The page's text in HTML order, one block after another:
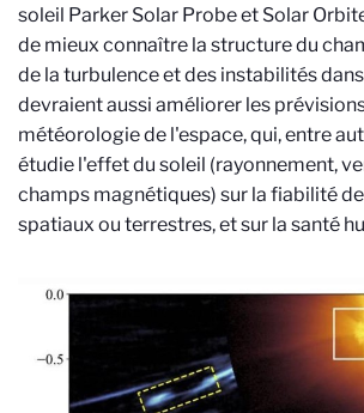
soleil Parker Solar Probe et Solar
de mieux connaître la structure du
de la turbulence et des instabilités
devraient aussi améliorer les
météorologie de l'espace, qui, entre
étudie l'effet du soleil (rayonnement,
champs magnétiques) sur la fiabilité
spatiaux ou terrestres, et sur la santé